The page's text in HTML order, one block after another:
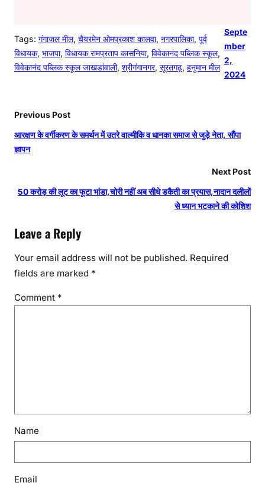
Tags: गंगाजल मील, चैयरमेन ओमप्रकाश कालवा, नगरपालिका, पूर्व
विधायक, भाजपा, विधायक रामप्रताप कासनिया, विवेकानंद पब्लिक स्कूल
विवेकानंद पब्लिक स्कूल जाखडांवाली, श्रीगंगानगर, सूरतगढ़, हनुमान मील
Septe
mber
2,
2024
Previous Post
आरक्षण के वर्गीकरण के समर्थन में उतरे वाल्मीकि व धानका समाज से जुड़े नेता, सौंपा
ज्ञापन
Next Post
50 करोड़ की लूट का फूटा भांडा,चोरी नहीं अब सीधे डकैती का प्रयास,नादान दलीलों
से ध्यान भटकाने की कोशिश
Leave a Reply
Your email address will not be published. Required
fields are marked *
Comment *
Name
Email